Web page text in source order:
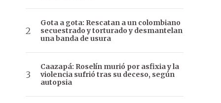
Gota a gota: Rescatan a un colombiano
secuestrado y torturado y desmantelan
una banda de usura
Caazapá: Roselín murió por asfixia y la
violencia sufrió tras su deceso, según
autopsia